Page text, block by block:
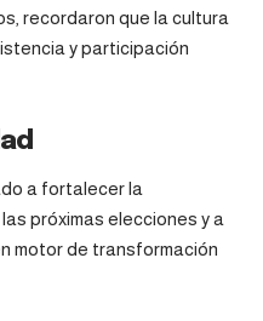
recordaron que la cultura
y participación
a fortalecer la
próximas elecciones y a
motor de transformación